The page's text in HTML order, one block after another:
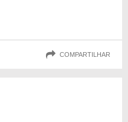
COMPARTILHAR